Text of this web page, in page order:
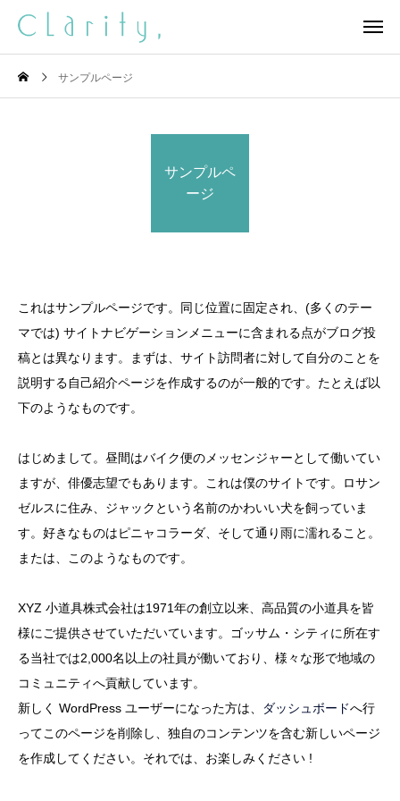
サンプルページ
サンプルペ
ージ
これはサンプルページです。同じ位置に固定され、(多くのテー
マでは) サイトナビゲーションメニューに含まれる点がブログ投
稿とは異なります。まずは、サイト訪問者に対して自分のことを
説明する自己紹介ページを作成するのが一般的です。たとえば以
下のようなものです。
はじめまして。昼間はバイク便のメッセンジャーとして働いてい
ますが、俳優志望でもあります。これは僕のサイトです。ロサン
ゼルスに住み、ジャックという名前のかわいい犬を飼っていま
す。好きなものはピニャコラーダ、そして通り雨に濡れること。
または、このようなものです。
XYZ 小道具株式会社は1971年の創立以来、高品質の小道具を皆
様にご提供させていただいています。ゴッサム・シティに所在す
る当社では2,000名以上の社員が働いており、様々な形で地域の
コミュニティへ貢献しています。
新しく WordPress ユーザーになった方は、
ダッシュボードへ行
ってこのページを削除し、独自のコンテンツを含む新しいページ
を作成してください。それでは、お楽しみください !